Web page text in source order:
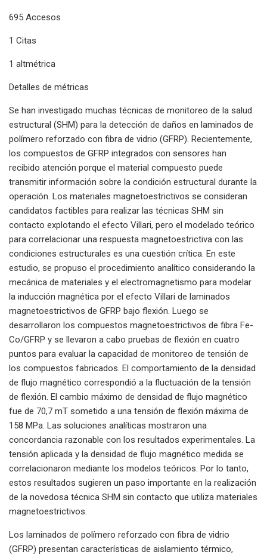
695 Accesos
1 Citas
1 altmétrica
Detalles de métricas
Se han investigado muchas técnicas de monitoreo de la salud
estructural (SHM) para la detección de daños en laminados de
polímero reforzado con fibra de vidrio (GFRP). Recientemente,
los compuestos de GFRP integrados con sensores han
recibido atención porque el material compuesto puede
transmitir información sobre la condición estructural durante la
operación. Los materiales magnetoestrictivos se consideran
candidatos factibles para realizar las técnicas SHM sin
contacto explotando el efecto Villari, pero el modelado teórico
para correlacionar una respuesta magnetoestrictiva con las
condiciones estructurales es una cuestión crítica. En este
estudio, se propuso el procedimiento analítico considerando la
mecánica de materiales y el electromagnetismo para modelar
la inducción magnética por el efecto Villari de laminados
magnetoestrictivos de GFRP bajo flexión. Luego se
desarrollaron los compuestos magnetoestrictivos de fibra Fe-
Co/GFRP y se llevaron a cabo pruebas de flexión en cuatro
puntos para evaluar la capacidad de monitoreo de tensión de
los compuestos fabricados. El comportamiento de la densidad
de flujo magnético correspondió a la fluctuación de la tensión
de flexión. El cambio máximo de densidad de flujo magnético
fue de 70,7 mT sometido a una tensión de flexión máxima de
158 MPa. Las soluciones analíticas mostraron una
concordancia razonable con los resultados experimentales. La
tensión aplicada y la densidad de flujo magnético medida se
correlacionaron mediante los modelos teóricos. Por lo tanto,
estos resultados sugieren un paso importante en la realización
de la novedosa técnica SHM sin contacto que utiliza materiales
magnetoestrictivos.
Los laminados de polímero reforzado con fibra de vidrio
(GFRP) presentan características de aislamiento térmico,